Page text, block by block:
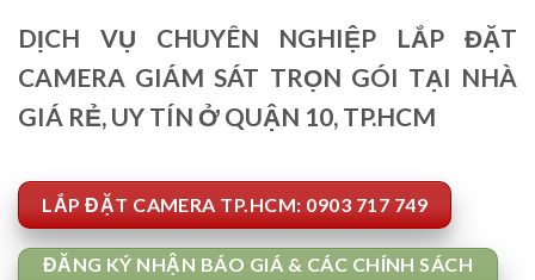
DỊCH VỤ CHUYÊN NGHIỆP LẮP ĐẶT
CAMERA GIÁM SÁT TRỌN GÓI TẠI NHÀ
GIÁ RẺ, UY TÍN Ở QUẬN 10, TP.HCM
LẮP ĐẶT CAMERA TP.HCM: 0903 717 749
ĐĂNG KÝ NHẬN BÁO GIÁ & CÁC CHÍNH SÁCH